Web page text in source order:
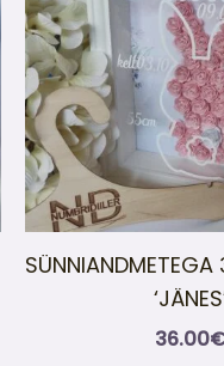
SÜNNIANDMETEGA
36.00